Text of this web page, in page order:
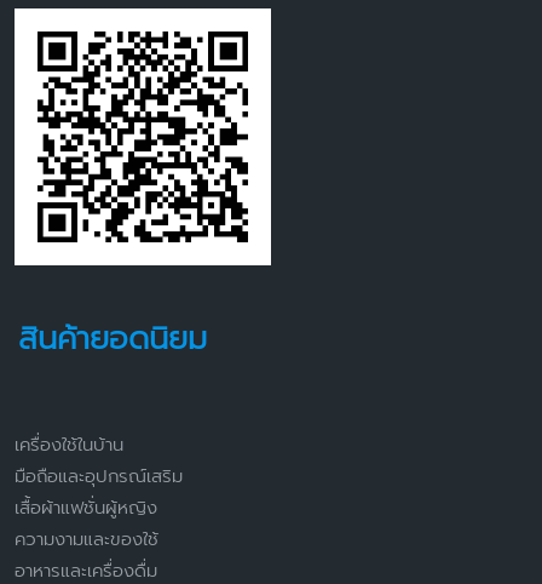
สินค้ายอดนิยม
เครื่องใช้ในบ้าน
มือถือและอุปกรณ์เสริม
เสื้อผ้าแฟชั่นผู้หญิง
ความงามและของใช้
อาหารและเครื่องดื่ม